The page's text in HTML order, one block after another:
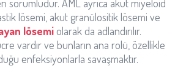
sorumludur. AML ayrıca akut miyeloid
lösemi, akut granülositik lösemi ve
lösemi olarak da adlandırılır.
vardır ve bunların ana rolü, özellikle
enfeksiyonlarla savaşmaktır.